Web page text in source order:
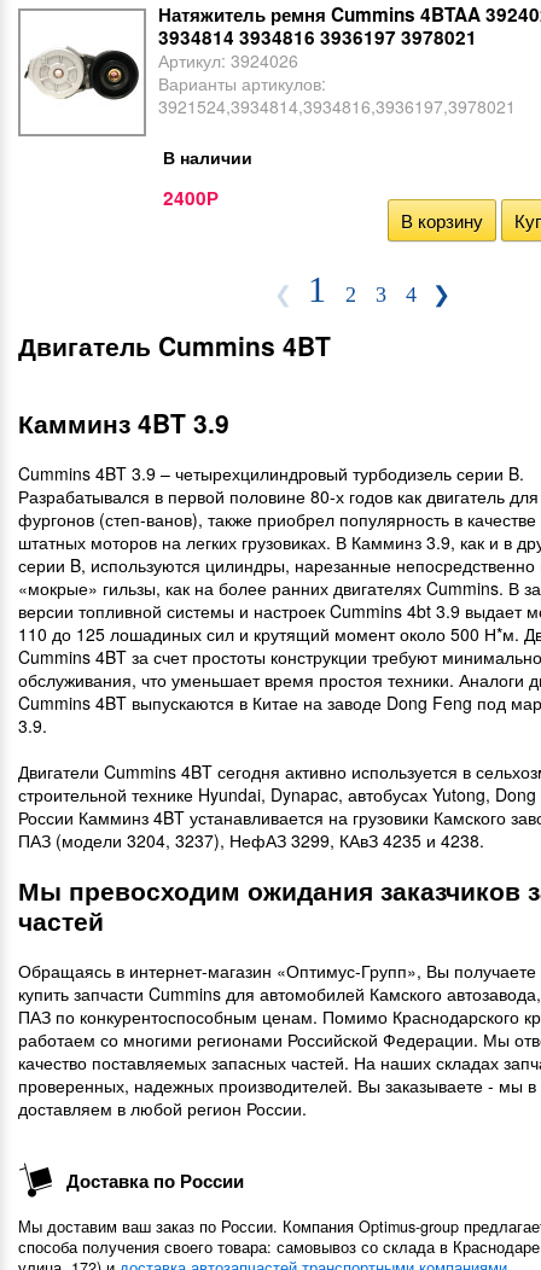
Натяжитель ремня Cummins 4BTAA
3934814 3934816 3936197 3978021
Артикул: 3924026
Варианты артикулов:
3921524,3934814,3934816,3936197,3978021
В наличии
2400Р
В корзину
❮ 1 2 3 4 ❯
Двигатель Cummins 4BT
Камминз 4BT 3.9
Cummins 4BT 3.9 – четырехцилиндровый турбодизель серии B.
Разрабатывался в первой половине 80-х годов как двигатель
фургонов (степ-ванов), также приобрел популярность в
штатных моторов на легких грузовиках. В Камминз 3.9, как и в
серии B, используются цилиндры, нарезанные непосредственно
«мокрые» гильзы, как на более ранних двигателях Cummins. В
версии топливной системы и настроек Cummins 4bt 3.9 выдает
110 до 125 лошадиных сил и крутящий момент около 500 Н*м.
Cummins 4BT за счет простоты конструкции требуют
обслуживания, что уменьшает время простоя техники. Аналоги
Cummins 4BT выпускаются в Китае на заводе Dong Feng под
3.9.
Двигатели Cummins 4BT сегодня активно используется в
строительной технике Hyundai, Dynapac, автобусах Yutong,
России Камминз 4BT устанавливается на грузовики Камского
ПАЗ (модели 3204, 3237), НефАЗ 3299, КАвЗ 4235 и 4238.
Мы превосходим ожидания заказчиков
частей
Обращаясь в интернет-магазин «Оптимус-Групп», Вы получаете
купить запчасти Cummins для автомобилей Камского
ПАЗ по конкурентоспособным ценам. Помимо Краснодарского
работаем со многими регионами Российской Федерации. Мы
качество поставляемых запасных частей. На наших складах
проверенных, надежных производителей. Вы заказываете - мы в
доставляем в любой регион России.
Доставка по России
Мы доставим ваш заказ по России. Компания Optimus-group
способа получения своего товара: самовывоз со склада в